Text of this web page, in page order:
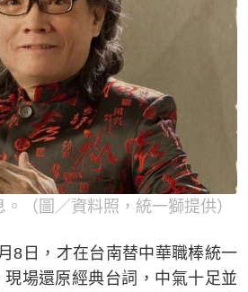
（圖／資料照，統一獅提供）
8日，才在台南替中華職棒統一
場還原經典台詞，中氣十足並